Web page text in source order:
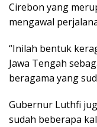
Cirebon yang
mengawal
“Inilah bentuk
Jawa Tengah
beragama yang
Gubernur Luthfi
sudah beberapa